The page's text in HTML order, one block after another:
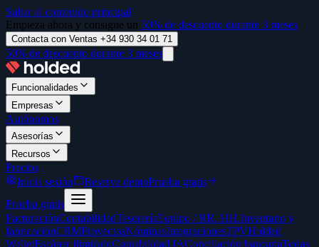
Saltar al contenido principal
Empieza ahora y consigue un 50% de descuento durante 3 meses
Contacta con Ventas +34 930 34 01 71
50% de descuento durante 3 meses
Funcionalidades
Empresas
Autónomos
Asesorías
Recursos
Precios
Inicia sesión
Reserva demoPrueba gratis
Prueba gratis
FacturaciónContabilidadTesoreríaEquipo / RR. HH.Inventario y
fabricaciónCRMProyectosNóminasIntegracionesTPVHolded
WalletEscáner ilimitadoContabilidad IAConciliación bancariaTodas